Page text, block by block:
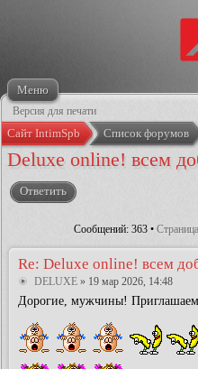
Меню
Версия для печати
Сайт IntimSpb Список форумов
Deluxe online! всем
Ответить
Сообщений: 363 • Страница
Re: Deluxe online! всем
DELUXE » 19 мар 2026, 14:48
Дорогие, мужчины!